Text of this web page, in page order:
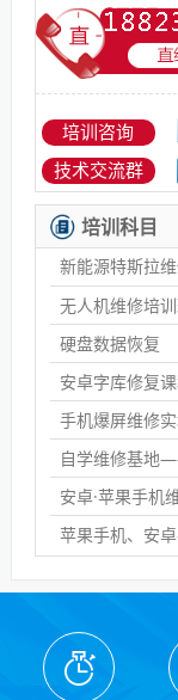
培训咨询
技术交流群
培训科目
新能源特斯拉维
无人机维修培训
硬盘数据恢复
安卓字库修复课
手机爆屏维修
自学维修基地
安卓·苹果手机